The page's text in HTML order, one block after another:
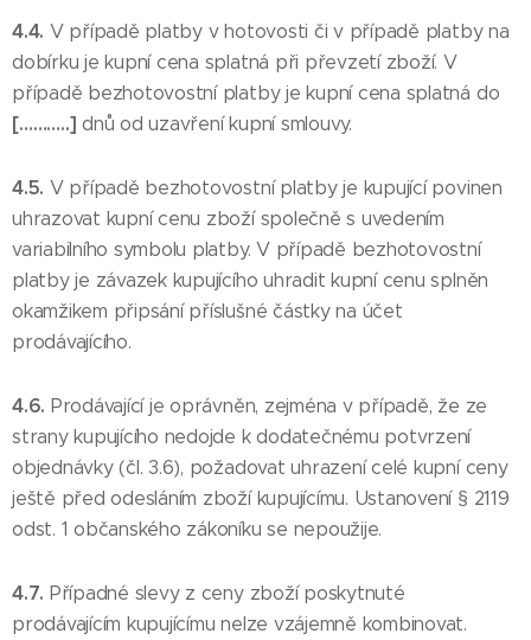
4.4. V případě platby v hotovosti či v případě platby na
dobírku je kupní cena splatná při převzetí zboží. V
případě bezhotovostní platby je kupní cena splatná do
[………..] dnů od uzavření kupní smlouvy.
4.5. V případě bezhotovostní platby je kupující povinen
uhrazovat kupní cenu zboží společně s uvedením
variabilního symbolu platby. V případě bezhotovostní
platby je závazek kupujícího uhradit kupní cenu splněn
okamžikem připsání příslušné částky na účet
prodávajícího.
4.6. Prodávající je oprávněn, zejména v případě, že ze
strany kupujícího nedojde k dodatečnému potvrzení
objednávky (čl. 3.6), požadovat uhrazení celé kupní ceny
ještě před odesláním zboží kupujícímu. Ustanovení § 2119
odst. 1 občanského zákoníku se nepoužije.
4.7. Případné slevy z ceny zboží poskytnuté
prodávajícím kupujícímu nelze vzájemně kombinovat.